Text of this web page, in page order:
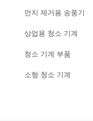
먼지 제거용 송풍기
상업용 청소 기계
청소 기계 부품
소형 청소 기계